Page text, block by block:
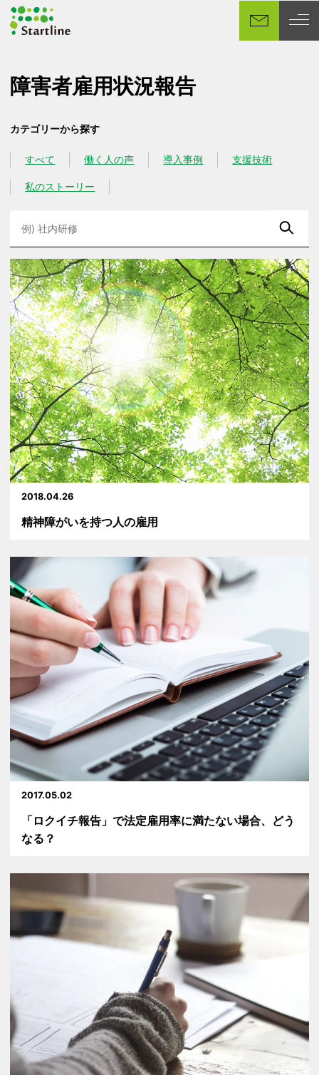
イ
へ
移
障害者雇用状況報告
カテゴリーから探す
カテゴリー
すべて
カテゴリー
働く人の声
カテゴリー
導入事例
カテゴリー
支援技術
カテゴリー
私のストーリー
2018.04.26
精神障がいを持つ人の雇用
2017.05.02
「ロクイチ報告」で法定雇用率に満たない場合、どう
なる？